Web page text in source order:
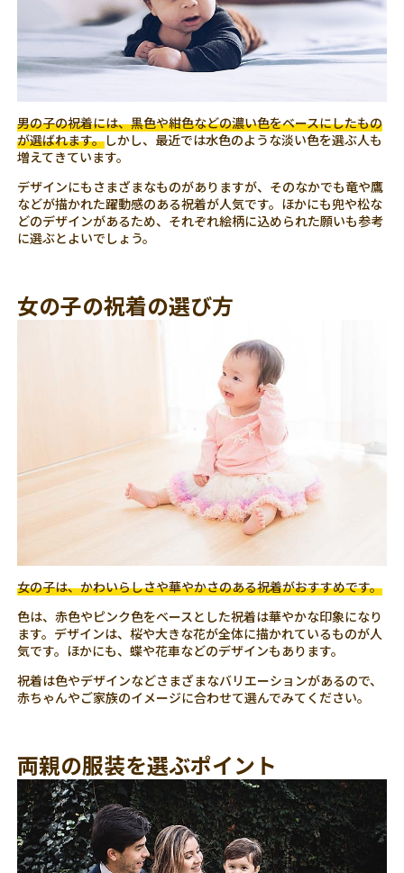
男の子の祝着には、黒色や紺色などの濃い色をベースにしたもの
が選ばれます。しかし、最近では水色のような淡い色を選ぶ人も
増えてきています。
デザインにもさまざまなものがありますが、そのなかでも竜や鷹
などが描かれた躍動感のある祝着が人気です。ほかにも兜や松な
どのデザインがあるため、それぞれ絵柄に込められた願いも参考
に選ぶとよいでしょう。
女の子の祝着の選び方
女の子は、かわいらしさや華やかさのある祝着がおすすめです。
色は、赤色やピンク色をベースとした祝着は華やかな印象になり
ます。デザインは、桜や大きな花が全体に描かれているものが人
気です。ほかにも、蝶や花車などのデザインもあります。
祝着は色やデザインなどさまざまなバリエーションがあるので、
赤ちゃんやご家族のイメージに合わせて選んでみてください。
両親の服装を選ぶポイント